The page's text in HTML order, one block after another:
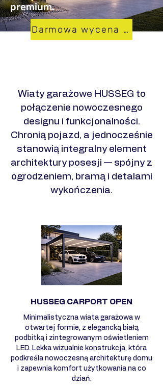
premium.
Darmowa wycena w 24h
​Wiaty garażowe HUSSEG to
połączenie nowoczesnego
designu i funkcjonalności.
Chronią pojazd, a jednocześnie
stanowią integralny element
architektury posesji — spójny z
ogrodzeniem, bramą i detalami
wykończenia.
HUSSEG CARPORT OPEN
Minimalistyczna wiata garażowa w
otwartej formie, z elegancką białą
podbitką i zintegrowanym oświetleniem
LED. Lekka wizualnie konstrukcja, która
podkreśla nowoczesną architekturę domu
i zapewnia komfort użytkowania na co
dziań.